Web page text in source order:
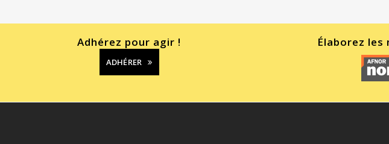
Adhérez pour agir !
ADHÉRER
Élaborez